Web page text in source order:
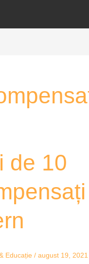
de 10
Educație /august 19, 2021